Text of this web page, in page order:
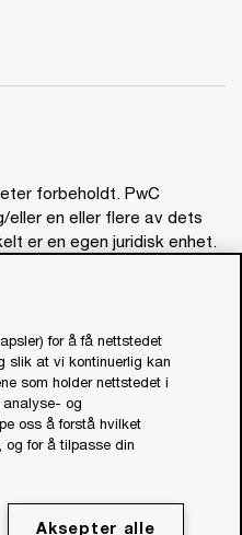
forbeholdt. PwC
en eller flere av dets
er en egen juridisk enhet.
for å få nettstedet
slik at vi kontinuerlig kan
som holder nettstedet i
analyse- og
oss å forstå hvilket
og for å tilpasse din
Aksepter alle